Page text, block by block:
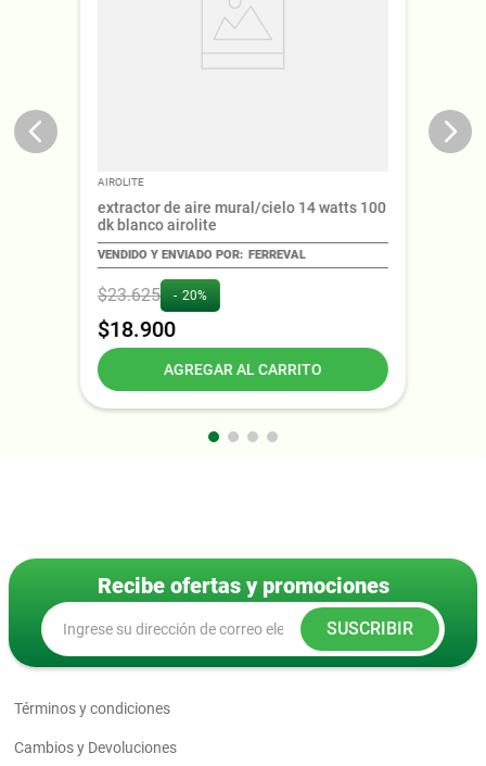
AIROLITE
extractor de aire mural/cielo 14 watts 100
dk blanco airolite
FERREVAL
$23.625 20%
$18.900
AGREGAR AL CARRITO
Recibe ofertas y promociones
SUSCRIBIR
Términos y condiciones
Cambios y Devoluciones